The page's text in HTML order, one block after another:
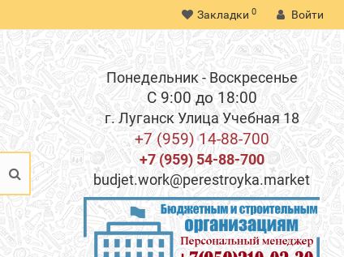
Закладки 0 Войти
Понедельник - Воскресенье
С 9:00 до 18:00
г. Луганск Улица Учебная 18
+7 (959) 14-88-700
+7 (959) 54-88-700
budjet.work@perestroyka.market